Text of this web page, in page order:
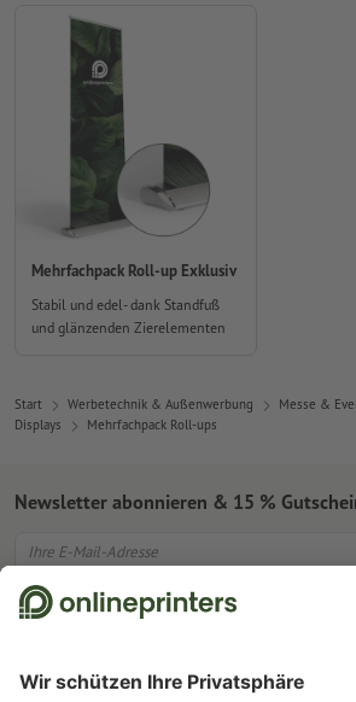
Mehrfachpack Roll-up Exklusiv
Stabil und edel- dank Standfuß
und glänzenden Zierelementen
Start Werbetechnik & Außenwerbung Messe &
Displays
Mehrfachpack Roll-ups
Online Druckerei
Über Onlineprinters
Service
Newsletter abonnieren & 15 %